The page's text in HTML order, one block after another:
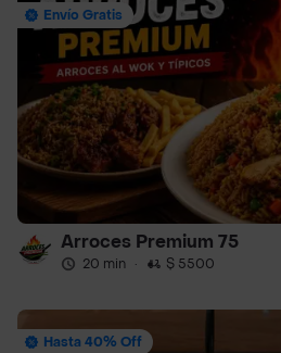
Envío Gratis
Arroces Premium 75
20 min · $ 5500
Hasta 40% Off